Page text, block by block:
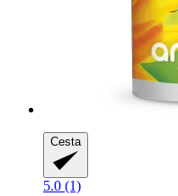
Cesta
5.0 (1)